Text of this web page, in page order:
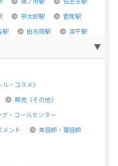
宗太郎駅
菅尾駅
駅 由布院駅 湯平駅
・コスメ》
販売《その他》
・コールセンター
メント 美容師・理容師